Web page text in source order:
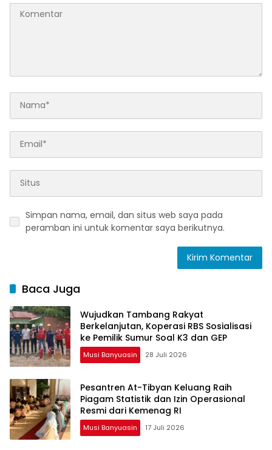
Simpan nama, email, dan situs web saya pada
peramban ini untuk komentar saya berikutnya.
Baca Juga
Wujudkan Tambang Rakyat
Berkelanjutan, Koperasi RBS Sosialisasi
ke Pemilik Sumur Soal K3 dan GEP
Musi Banyuasin 28 Juli 2026
Pesantren At-Tibyan Keluang Raih
Piagam Statistik dan Izin Operasional
Resmi dari Kemenag RI
Musi Banyuasin 17 Juli 2026